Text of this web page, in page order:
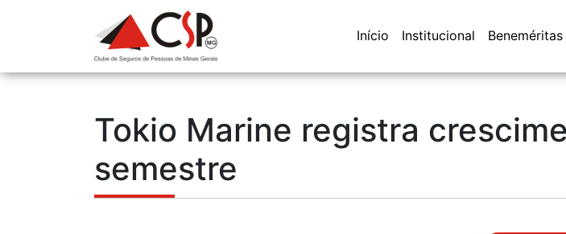
Início Institucional Beneméritas
Tokio Marine registra
semestre